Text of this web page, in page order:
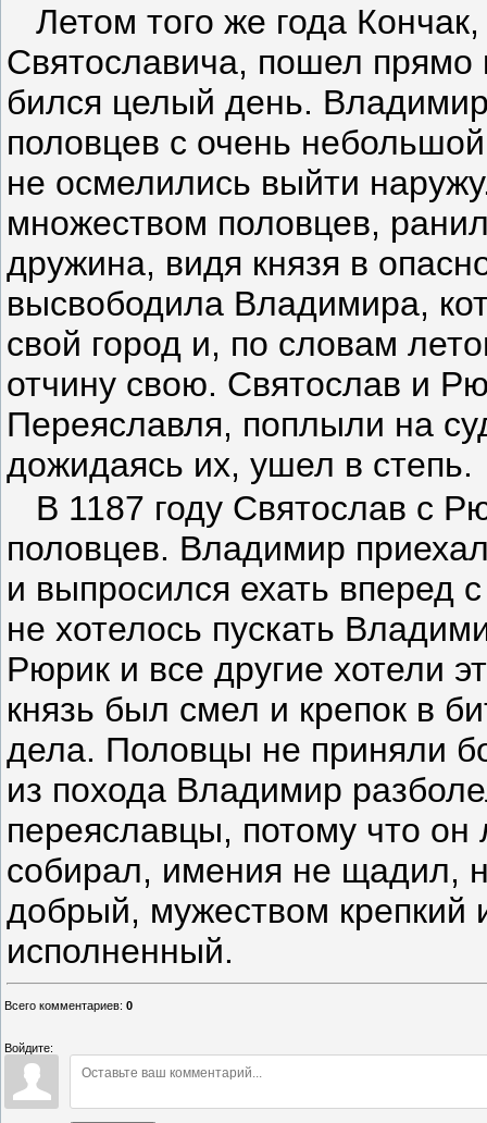
Летом того же года
Святославича, пошел прямо
бился целый день.
половцев с очень
не осмелились выйти
множеством половцев,
дружина, видя князя в
высвободила Владимира,
свой город и, по словам
отчину свою. Святослав и
Переяславля, поплыли на
дожидаясь их, ушел в степь.
В 1187 году Святослав с
половцев. Владимир
и выпросился ехать вперед
не хотелось пускать
Рюрик и все другие хотели
князь был смел и крепок в
дела. Половцы не приняли
из похода Владимир
переяславцы, потому что
собирал, имения не щадил,
добрый, мужеством крепкий
исполненный.
Всего комментариев: 0
Войдите: